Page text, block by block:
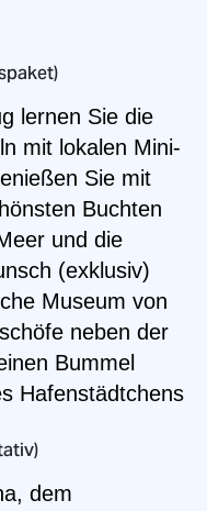
lernen Sie die
mit lokalen Mini-
Sie mit
Buchten
und die
(exklusiv)
Museum von
neben der
Bummel
Hafenstädtchens
dem